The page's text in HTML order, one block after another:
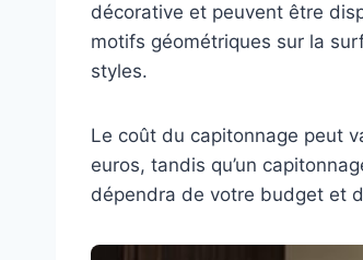
décorative et peuvent être
motifs géométriques sur la
styles.
Le coût du capitonnage peut
euros, tandis qu’un
dépendra de votre budget et